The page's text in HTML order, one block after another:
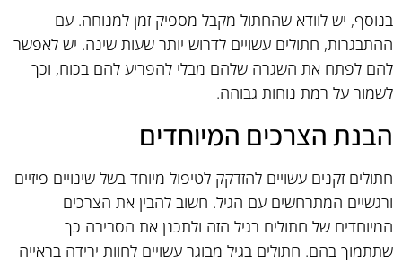
בנוסף, יש לוודא שהחתול מקבל מספיק זמן למנוחה. עם
ההתבגרות, חתולים עשויים לדרוש יותר שעות שינה. יש לאפשר
להם לפתח את השגרה שלהם מבלי להפריע להם בכוח, וכך
לשמור על רמת נוחות גבוהה.
הבנת הצרכים המיוחדים
חתולים זקנים עשויים להזדקק לטיפול מיוחד בשל שינויים פיזיים
ורגשיים המתרחשים עם הגיל. חשוב להבין את הצרכים
המיוחדים של חתולים בגיל הזה ולתכנן את הסביבה כך
שתתמוך בהם. חתולים בגיל מבוגר עשויים לחוות ירידה בראייה